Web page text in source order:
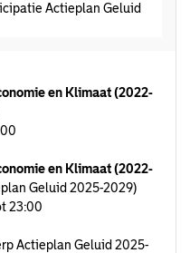
Actieplan Geluid
en Klimaat (2022-
en Klimaat (2022-
Geluid 2025-2029)
23:00
Actieplan Geluid 2025-